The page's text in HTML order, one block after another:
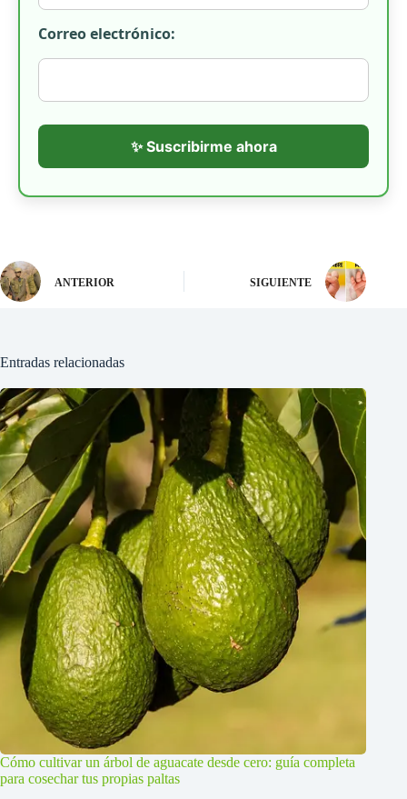
Correo electrónico:
✨ Suscribirme ahora
ANTERIOR SIGUIENTE
Entradas relacionadas
Cómo cultivar un árbol de aguacate desde cero: guía completa
para cosechar tus propias paltas